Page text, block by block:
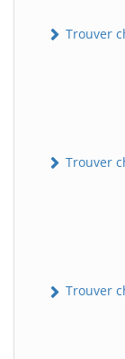
Trouver
Trouver
Trouver